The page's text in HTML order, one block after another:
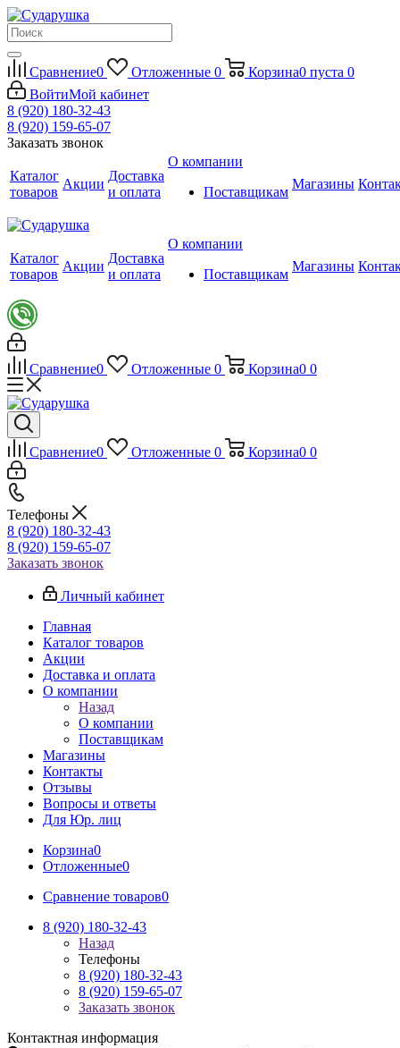
Сравнение0 Отложенные 0 Корзина0 пуста 0
ВойтиМой кабинет
8 (920) 180-32-43
8 (920) 159-65-07
Заказать звонок
Каталог
товаров
Акции
Доставка
и оплата
О компании
Поставщикам
Магазины
Каталог
товаров
Акции
Доставка
и оплата
О компании
Поставщикам
Магазины
Сравнение0 Отложенные 0 Корзина0 0
Сравнение0 Отложенные 0 Корзина0 0
Телефоны
8 (920) 180-32-43
8 (920) 159-65-07
Заказать звонок
Личный кабинет
Главная
Каталог товаров
Акции
Доставка и оплата
О компании
Назад
О компании
Поставщикам
Магазины
Контакты
Отзывы
Вопросы и ответы
Для Юр. лиц
Корзина0
Отложенные0
Сравнение товаров0
8 (920) 180-32-43
Назад
Телефоны
8 (920) 180-32-43
8 (920) 159-65-07
Заказать звонок
Контактная информация